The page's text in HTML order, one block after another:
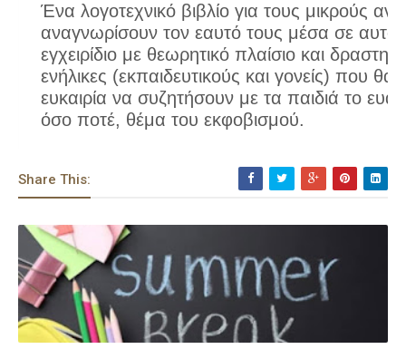
Ένα λογοτεχνικό βιβλίο για τους μικρούς
αναγνωρίσουν τον εαυτό τους μέσα σε
εγχειρίδιο με θεωρητικό πλαίσιο και
ενήλικες (εκπαιδευτικούς και γονείς) που θα
ευκαιρία να συζητήσουν με τα παιδιά το
όσο ποτέ, θέμα του εκφοβισμού.
Share This: